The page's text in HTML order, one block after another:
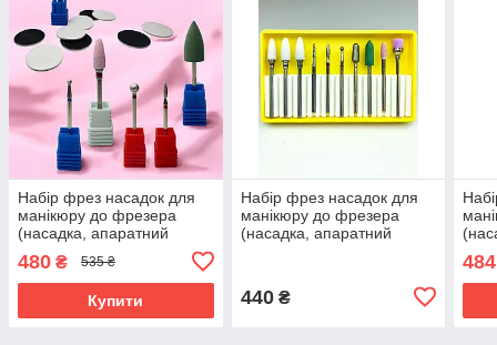
Набір фрез насадок для
манікюру до фрезера
(насадка, апаратний
корекція нігтів)
480 ₴ 535 ₴
Купити
Набір фрез насадок для
манікюру до фрезера
(насадка, апаратний
440₴
484